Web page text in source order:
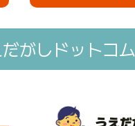
だがしドットコ
うえ